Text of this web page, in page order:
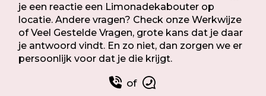
je een reactie een Limonadekabouter op
locatie. Andere vragen? Check onzeWerkwijze
ofVeel Gestelde Vragen, grote kans dat je daar
je antwoord vindt. En zo niet, dan zorgen we er
persoonlijk voor dat je die krijgt.
of